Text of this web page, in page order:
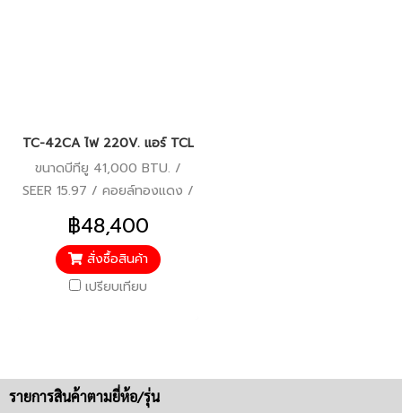
TC-42CA ไฟ 220V. แอร์ TCL รุ่นฝังฝ้าสี่ทิศทาง ระบบ Inverter น้ำ
ขนาดบีทียู 41,000 BTU. /
SEER 15.97 / คอยล์ทองแดง /
รีโมทไร้สาย / WIFI / ประหยัด
ไฟเบอร์ 5 (1 ดาว) / รับประกัน
คอมเพรสเซอร์ 10 ปี/แผงคอยล์
ร้อน-คอยล์เย็น 5 ปี/อะไหล่
฿48,400
สั่งซื้อสินค้า
เปรียบเทียบ
รายการสินค้าตามยี่ห้อ/รุ่น